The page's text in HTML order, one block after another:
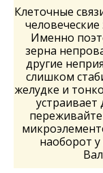
Клеточные
Именно
зерна
другие
слишком
желудке и
наоборот у